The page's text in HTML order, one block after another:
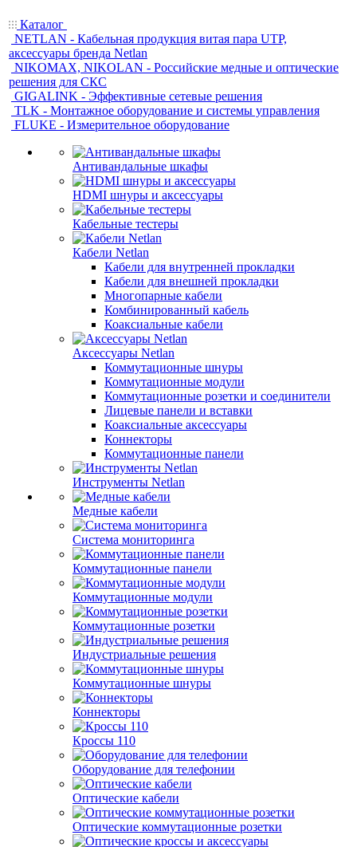
Каталог
NETLAN - Кабельная продукция витая пара UTP,
аксессуары бренда Netlan
NIKOMAX, NIKOLAN - Российские медные и оптические
решения для СКС
GIGALINK - Эффективные сетевые решения
TLK - Монтажное оборудование и системы управления
FLUKE - Измерительное оборудование
Антивандальные шкафы
HDMI шнуры и аксессуары
Кабельные тестеры
Кабели Netlan
Кабели для внутренней прокладки
Кабели для внешней прокладки
Многопарные кабели
Комбинированный кабель
Коаксиальные кабели
Аксессуары Netlan
Коммутационные шнуры
Коммутационные модули
Коммутационные розетки и соединители
Лицевые панели и вставки
Коаксиальные аксессуары
Коннекторы
Коммутационные панели
Инструменты Netlan
Медные кабели
Система мониторинга
Коммутационные панели
Коммутационные модули
Коммутационные розетки
Индустриальные решения
Коммутационные шнуры
Коннекторы
Кроссы 110
Оборудование для телефонии
Оптические кабели
Оптические коммутационные розетки